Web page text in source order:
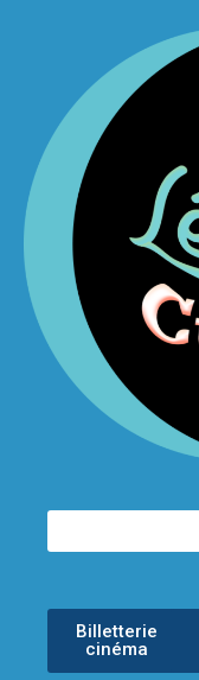
Billetterie
cinéma